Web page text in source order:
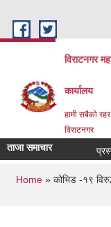
विराटनगर
कार्यालय
हामी सबैको
विराटनगर
ताजा समाचार
You are
Home » कोभिड -१९